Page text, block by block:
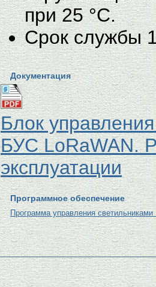
при 25 °С.
Срок службы
Документация
Блок
БУС LoRaWAN.
эксплуатации
Программное обеспечение
Программа управления светильниками